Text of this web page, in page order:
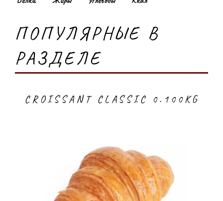
ПОПУЛЯРНЫЕ В
РАЗДЕЛЕ
CROISSANT CLASSIC 0.100KG